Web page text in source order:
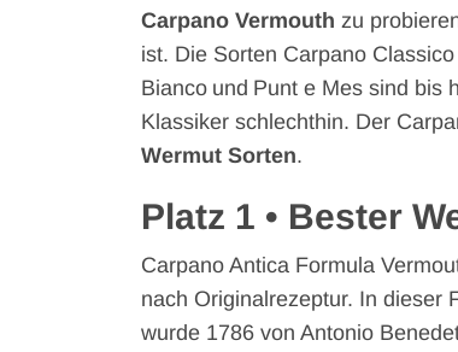
Carpano Vermouth zu
ist. Die Sorten Carpano
Bianco und Punt e Mes sind bis
Klassiker schlechthin. Der
Wermut Sorten.
Platz 1 • Bester
Carpano Antica Formula
nach Originalrezeptur. In dieser
wurde 1786 von Antonio